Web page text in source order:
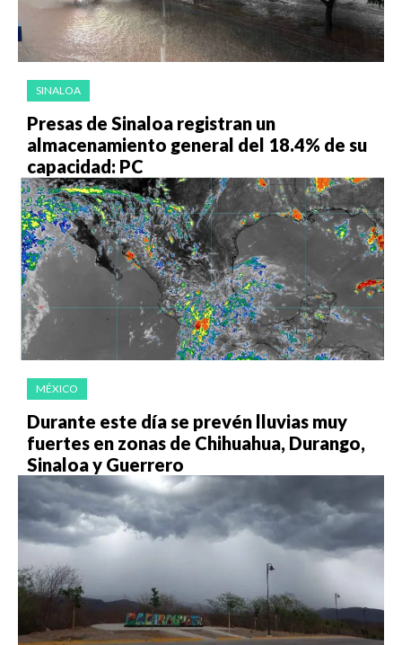
SINALOA
Presas de Sinaloa registran un
almacenamiento general del 18.4% de su
capacidad: PC
MÉXICO
Durante este día se prevén lluvias muy
fuertes en zonas de Chihuahua, Durango,
Sinaloa y Guerrero